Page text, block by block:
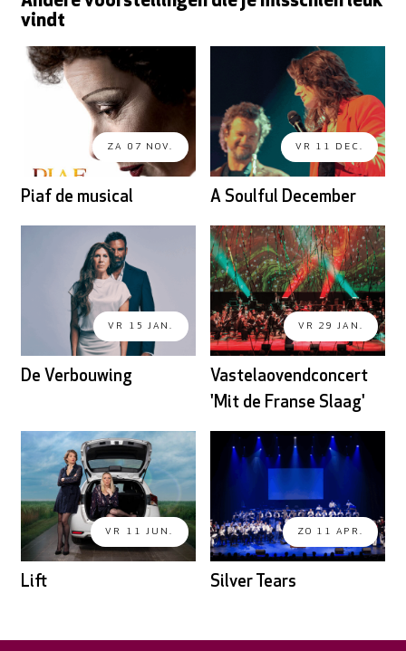
vindt
ZA 07 NOV.
Piaf de musical
VR 11 DEC.
A Soulful December
VR 15 JAN.
De Verbouwing
VR 29 JAN.
Vastelaovendconcert
'Mit de Franse Slaag'
VR 11 JUN.
Lift
ZO 11 APR.
Silver Tears